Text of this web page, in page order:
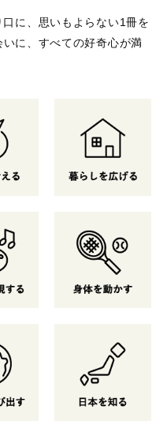
に、思いもよらない1冊を
に、すべての好奇心が満